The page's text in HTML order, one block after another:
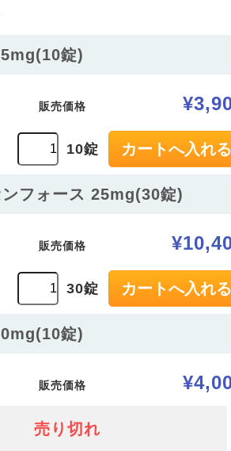
錠)
販売価格
10錠
ンフォース 25mg(30錠)
販売価格
30錠
錠)
販売価格
売り切れ